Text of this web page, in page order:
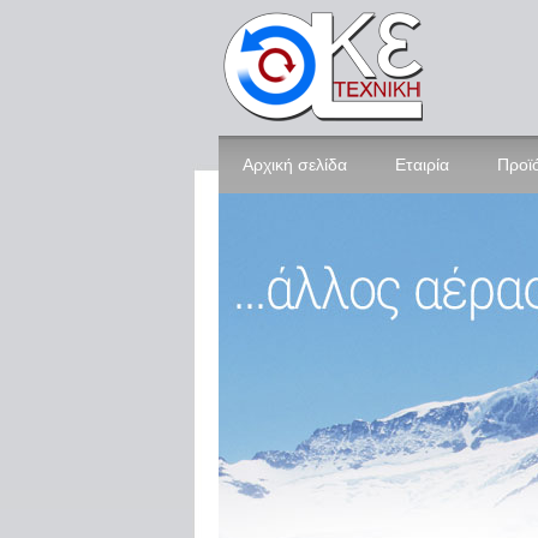
Αρχική σελίδα Εταιρία